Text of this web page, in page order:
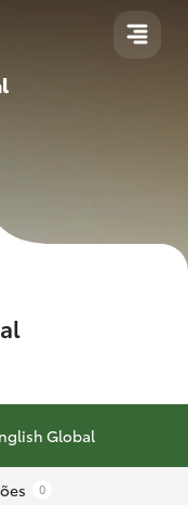
Global
0